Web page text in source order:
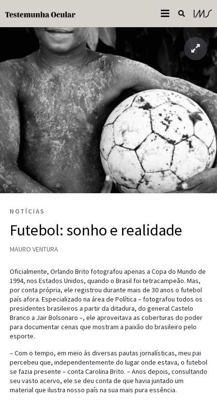
NOTÍCIAS
Futebol: sonho e realidade
MAURO VENTURA
Oficialmente, Orlando Brito fotografou apenas a Copa do Mundo de
1994, nos Estados Unidos, quando o Brasil foi tetracampeão. Mas,
por conta própria, ele registrou durante mais de 30 anos o futebol
país afora. Especializado na área de Política – fotografou todos os
presidentes brasileiros a partir da ditadura, do general Castelo
Branco a Jair Bolsonaro –, ele aproveitava as coberturas do poder
para documentar cenas que mostram a paixão do brasileiro pelo
esporte.
– Com o tempo, em meio às diversas pautas jornalísticas, meu pai
percebeu que, independentemente do lugar onde estava, o futebol
se fazia presente – conta Carolina Brito. – Anos depois, consultando
seu vasto acervo, ele se deu conta de que havia juntado um
material que ilustra nosso país na sua mais pura essência.